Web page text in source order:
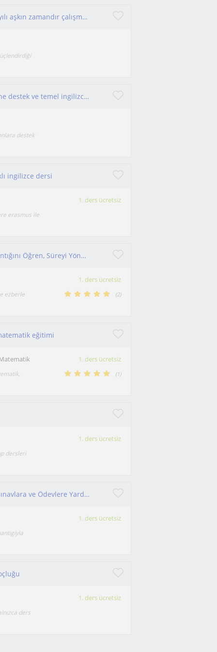
Okul öncesi, ilkokul ve ortaokul seviyesinde 10 yılı aşkın zamandır çalışmaktayım.
15 yaşa kadar tüm çocukların ingilizce derslerine destek ve temel ingilizce becerisi sağlıyorum
destek
ingilizce dersi
1. ders ücretsiz
erasmus ile
İlkokuldan YKS, ALES ve KPSS'ye Matematik: Mantığını Öğren, Süreyi Yönet! 🎯
1. ders ücretsiz
ezberle
(2)
eğitimi
1. ders ücretsiz
(1)
1. ders ücretsiz
dersleri
İlköğretim Ortaöğretim Matematik Öğretmeni Sınavlara ve Ödevlere Yardımcı
1. ders ücretsiz
1. ders ücretsiz
ders